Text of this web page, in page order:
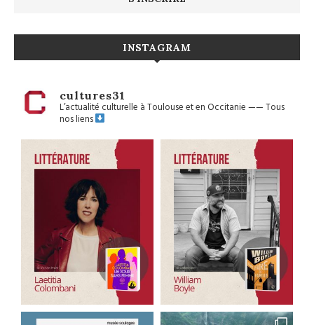
INSTAGRAM
cultures31
L’actualité culturelle à Toulouse et en Occitanie——Tous
nos liens